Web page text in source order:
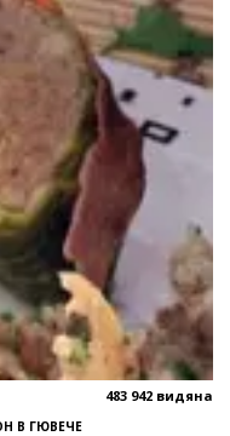
483 942 видяна
В ГЮВЕЧЕ